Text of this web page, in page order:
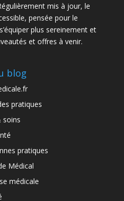
mis à jour, le
pensée pour le
plus sereinement et
et offres à venir.
blog
pratiques
soins
pratiques
Médical
médicale